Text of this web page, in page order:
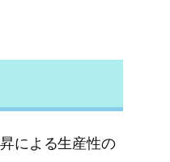
による生産性の